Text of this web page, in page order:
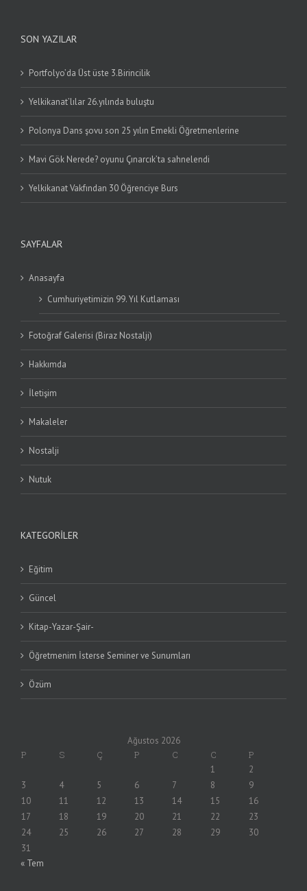
SON YAZILAR
Portfolyo’da Üst üste 3.Birincilik
Yelkikanat’lılar 26.yılında buluştu
Polonya Dans şovu son 25 yılın Emekli Öğretmenlerine
Mavi Gök Nerede? oyunu Çınarcık’ta sahnelendi
Yelkikanat Vakfından 30 Öğrenciye Burs
SAYFALAR
Anasayfa
Cumhuriyetimizin 99. Yıl Kutlaması
Fotoğraf Galerisi (Biraz Nostalji)
Hakkımda
İletişim
Makaleler
Nostalji
Nutuk
KATEGORILER
Eğitim
Güncel
Kitap-Yazar-Şair-
Öğretmenim İsterse Seminer ve Sunumları
Özüm
Ağustos 2026
P S Ç P C C P
1
2
3
4 5 6 7 8
9
10
11 12 13 14 15
16
17
18 19 20 21 22
23
24
25 26 27 28 29
30
31
« Tem